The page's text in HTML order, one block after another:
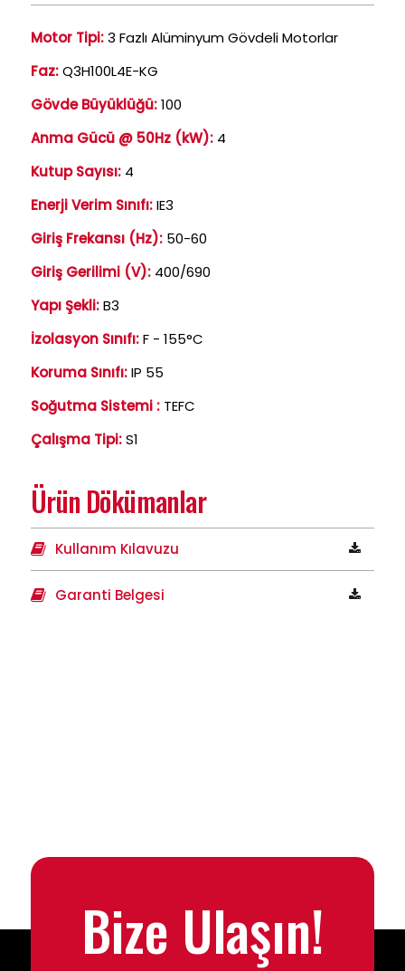
Motor Tipi:3 Fazlı Alüminyum Gövdeli Motorlar
Faz:Q3H100L4E-KG
Gövde Büyüklüğü:100
Anma Gücü @ 50Hz (kW): 4
Kutup Sayısı: 4
Enerji Verim Sınıfı:IE3
Giriş Frekansı (Hz): 50-60
Giriş Gerilimi (V): 400/690
Yapı Şekli:B3
İzolasyon Sınıfı:F - 155°C
Koruma Sınıfı:IP 55
Soğutma Sistemi : TEFC
Çalışma Tipi:S1
Ürün Dökümanlar
Kullanım Kılavuzu
Garanti Belgesi
Bize Ulaşın!